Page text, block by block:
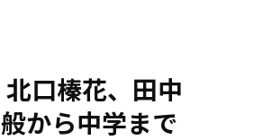
口榛花、田中
から中学まで